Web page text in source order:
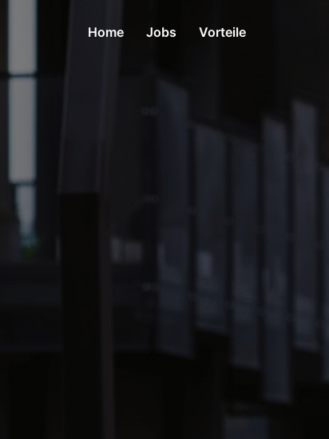
Home Jobs Vorteile